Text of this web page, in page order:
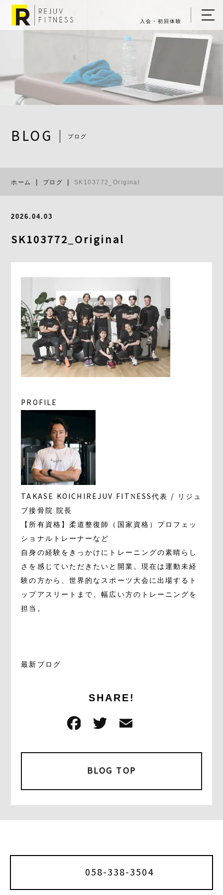
入会・初回体験
BLOG ブログ
ホーム ブログ SK103772_Original
2026.04.03
SK103772_Original
PROFILE
TAKASE KOICHI
REJUV FITNESS代表 / リジュ
ブ接骨院 院長
【所有資格】柔道整復師（国家資格）プロフェッ
ショナルトレーナーなど
自身の経験をきっかけにトレーニングの素晴らし
さを感じていただきたいと開業。現在は運動未経
験の方から、世界的なスポーツ大会に出場するト
ップアスリートまで、幅広い方のトレーニングを
担当。
最新ブログ
SHARE!
c
e
b
o
o
T
it
t
e
r
ai
BLOG TOP
058-338-3504
ホーム
キャンペーン情報
REJUV FITNESSについて
店舗一覧
よくあるご質問
求人情報
058-338-3504
入会・初回体験はこちら